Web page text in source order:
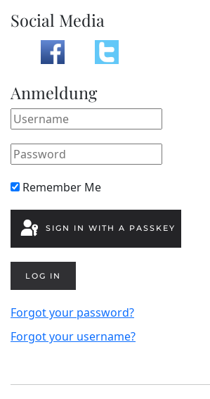
Social Media
Anmeldung
Remember Me
SIGN IN WITH A PASSKEY
LOG IN
Forgot your password?
Forgot your username?